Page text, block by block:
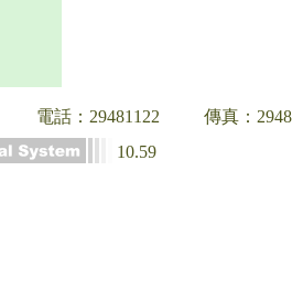
電話：29481122
傳真：
10.59